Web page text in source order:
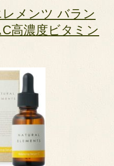
メンツ バラン
高濃度ビタミン